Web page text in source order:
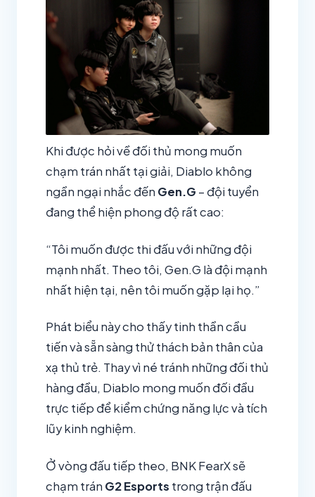
Khi được hỏi về đối thủ mong muốn
chạm trán nhất tại giải, Diablo không
ngần ngại nhắc đến Gen.G – đội tuyển
đang thể hiện phong độ rất cao:
“Tôi muốn được thi đấu với những đội
mạnh nhất. Theo tôi, Gen.G là đội mạnh
nhất hiện tại, nên tôi muốn gặp lại họ.”
Phát biểu này cho thấy tinh thần cầu
tiến và sẵn sàng thử thách bản thân của
xạ thủ trẻ. Thay vì né tránh những đối thủ
hàng đầu, Diablo mong muốn đối đầu
trực tiếp để kiểm chứng năng lực và tích
lũy kinh nghiệm.
Ở vòng đấu tiếp theo, BNK FearX sẽ
chạm trán G2 Esports trong trận đấu